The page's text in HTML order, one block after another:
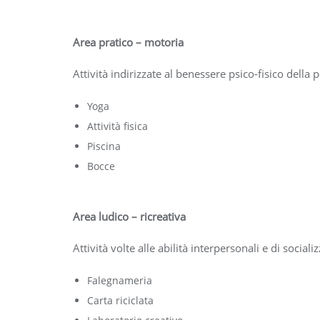
Area pratico – motoria
Attività indirizzate al benessere psico-fisico della
Yoga
Attività fisica
Piscina
Bocce
Area ludico – ricreativa
Attività volte alle abilità interpersonali e di
Falegnameria
Carta riciclata